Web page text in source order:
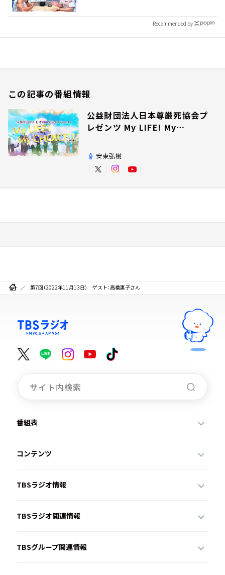
Recommended by
この記事の番組情報
公益財団法人日本尊厳死協会プ
レゼンツ My LIFE! My
安東弘樹
第7回（2022年11月13日） ゲスト：高橋惠子さん
番組表
コンテンツ
TBSラジオ情報
TBSラジオ関連情報
TBSグループ関連情報